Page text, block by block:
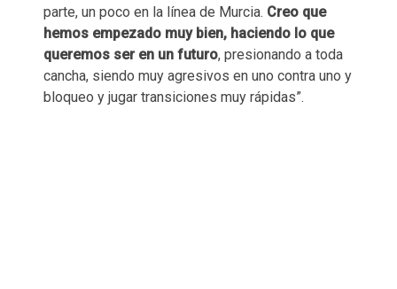
parte, un poco en la línea de Murcia. Creo que
hemos empezado muy bien, haciendo lo que
queremos ser en un futuro, presionando a toda
cancha, siendo muy agresivos en uno contra uno y
bloqueo y jugar transiciones muy rápidas”.